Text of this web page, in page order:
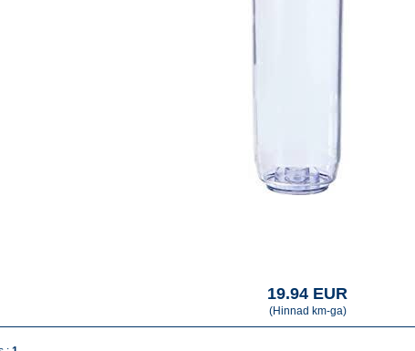
19.94 EUR
(Hinnad km-ga)